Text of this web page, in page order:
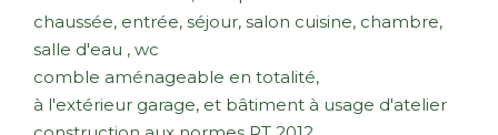
chaussée, entrée, séjour, salon cuisine, chambre,
salle d'eau , wc
comble aménageable en totalité,
à l'extérieur garage, et bâtiment à usage d'atelier